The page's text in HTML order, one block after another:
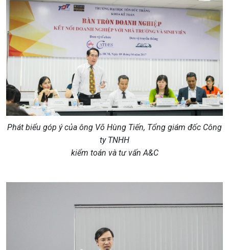
Phát biểu góp ý của ông Võ Hùng Tiến, Tổng giám đốc Công
ty TNHH
kiểm toán và tư vấn A&C